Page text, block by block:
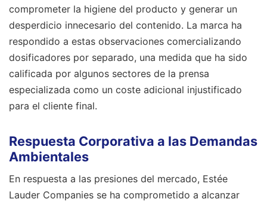
comprometer la higiene del producto y generar un
desperdicio innecesario del contenido. La marca ha
respondido a estas observaciones comercializando
dosificadores por separado, una medida que ha sido
calificada por algunos sectores de la prensa
especializada como un coste adicional injustificado
para el cliente final.
Respuesta Corporativa a las Demandas
Ambientales
En respuesta a las presiones del mercado, Estée
Lauder Companies se ha comprometido a alcanzar